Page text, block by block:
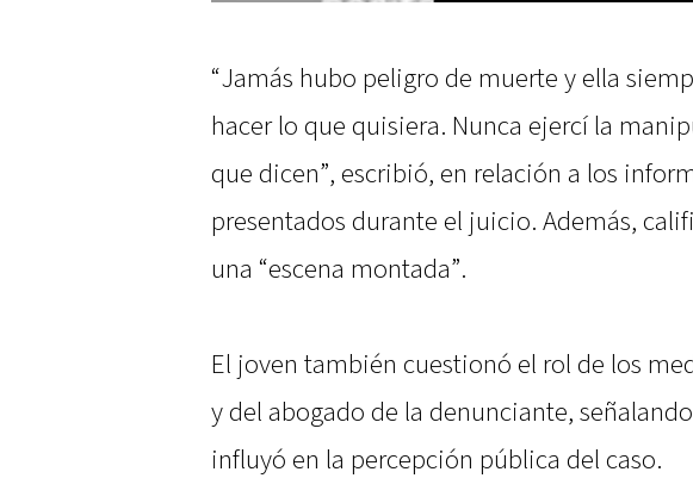
“Jamás hubo peligro de muerte y ella
hacer lo que quisiera. Nunca ejercí la
que dicen”, escribió, en relación a los
presentados durante el juicio. Además,
una “escena montada”.
El joven también cuestionó el rol de los
y del abogado de la denunciante,
influyó en la percepción pública del caso.